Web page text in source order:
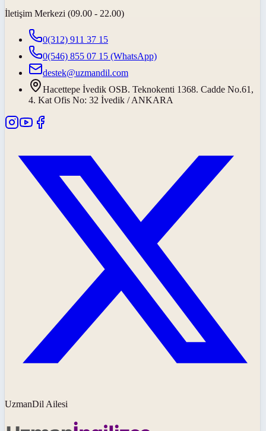
İletişim Merkezi (09.00 - 22.00)
0(312) 911 37 15
0(546) 855 07 15 (WhatsApp)
destek@uzmandil.com
Hacettepe İvedik OSB. Teknokenti 1368. Cadde No.61,
4. Kat Ofis No: 32 İvedik / ANKARA
UzmanDil Ailesi